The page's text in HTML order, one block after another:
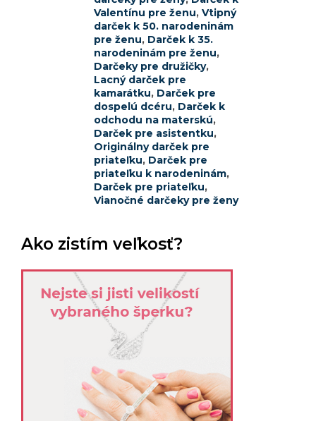
Valentínu pre ženu, Vtipný
darček k 50. narodeninám
pre ženu, Darček k 35.
narodeninám pre ženu,
Darčeky pre družičky,
Lacný darček pre
kamarátku, Darček pre
dospelú dcéru, Darček k
odchodu na materskú,
Darček pre asistentku,
Originálny darček pre
priateľku, Darček pre
priateľku k narodeninám,
Darček pre priateľku,
Vianočné darčeky pre ženy
Ako zistím veľkosť?